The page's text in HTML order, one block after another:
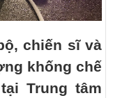
chiến sĩ và
khống chế
Trung tâm